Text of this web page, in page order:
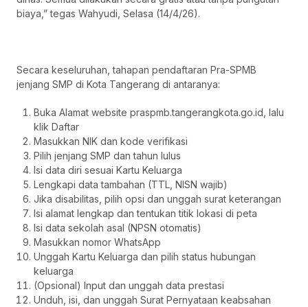
biaya,” tegas Wahyudi, Selasa (14/4/26).
Secara keseluruhan, tahapan pendaftaran Pra-SPMB
jenjang SMP di Kota Tangerang di antaranya:
Buka Alamat website praspmb.tangerangkota.go.id, lalu
klik Daftar
Masukkan NIK dan kode verifikasi
Pilih jenjang SMP dan tahun lulus
Isi data diri sesuai Kartu Keluarga
Lengkapi data tambahan (TTL, NISN wajib)
Jika disabilitas, pilih opsi dan unggah surat keterangan
Isi alamat lengkap dan tentukan titik lokasi di peta
Isi data sekolah asal (NPSN otomatis)
Masukkan nomor WhatsApp
Unggah Kartu Keluarga dan pilih status hubungan
keluarga
(Opsional) Input dan unggah data prestasi
Unduh, isi, dan unggah Surat Pernyataan keabsahan